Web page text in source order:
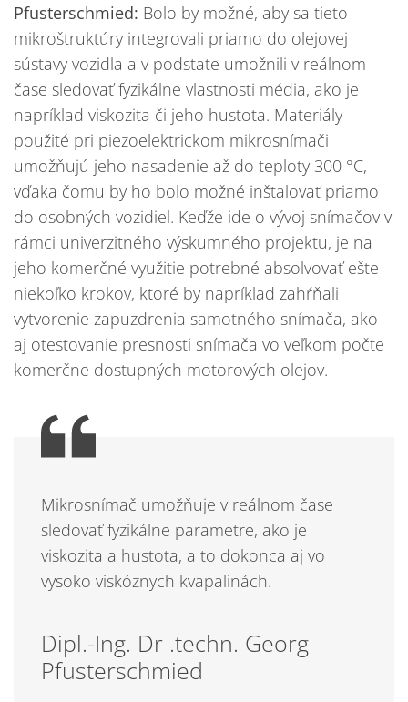
Pfusterschmied: Bolo by možné, aby sa tieto
mikroštruktúry integrovali priamo do olejovej
sústavy vozidla a v podstate umožnili v reálnom
čase sledovať fyzikálne vlastnosti média, ako je
napríklad viskozita či jeho hustota. Materiály
použité pri piezoelektrickom mikrosnímači
umožňujú jeho nasadenie až do teploty 300 °C,
vďaka čomu by ho bolo možné inštalovať priamo
do osobných vozidiel. Keďže ide o vývoj snímačov v
rámci univerzitného výskumného projektu, je na
jeho komerčné využitie potrebné absolvovať ešte
niekoľko krokov, ktoré by napríklad zahŕňali
vytvorenie zapuzdrenia samotného snímača, ako
aj otestovanie presnosti snímača vo veľkom počte
komerčne dostupných motorových olejov.
Mikrosnímač umožňuje v reálnom čase
sledovať fyzikálne parametre, ako je
viskozita a hustota, a to dokonca aj vo
vysoko viskóznych kvapalinách.
Dipl.-Ing. Dr .techn. Georg
Pfusterschmied